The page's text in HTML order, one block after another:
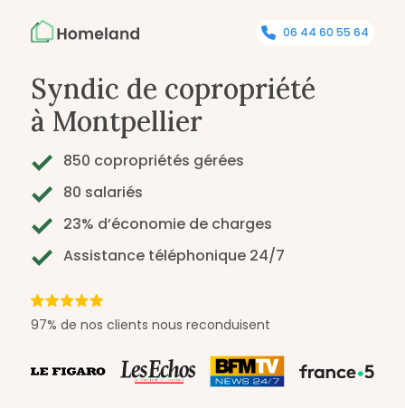
06 44 60 55 64
Syndic de copropriété
à Montpellier
850 copropriétés gérées
80 salariés
23% d’économie de charges
Assistance téléphonique 24/7
97% de nos clients nous reconduisent